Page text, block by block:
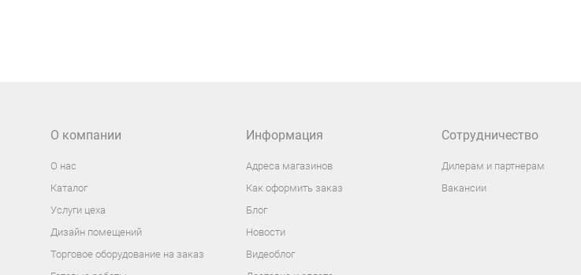
О компании
О нас
Каталог
Услуги цеха
Дизайн помещений
Торговое оборудование на заказ
Информация
Адреса магазинов
Как оформить заказ
Блог
Новости
Видеоблог
Сотрудничество
Дилерам и партнерам
Вакансии